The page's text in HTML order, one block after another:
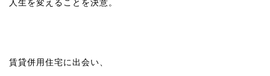
人生を変えることを決意。
賃貸併用住宅に出会い、